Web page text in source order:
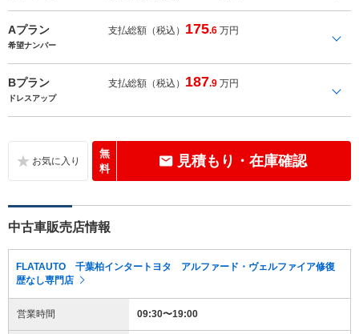
Aプラン 支払総額（税込） 175.6 万円
希望ナンバー
Bプラン 支払総額（税込） 187.9 万円
ドレスアップ
無
料
見積もり・在庫確認
中古車販売店情報
FLATAUTO 千葉柏インタートヨタ アルファード・ヴェルファイア修復
歴なし専門店
営業時間 09:30〜19:00